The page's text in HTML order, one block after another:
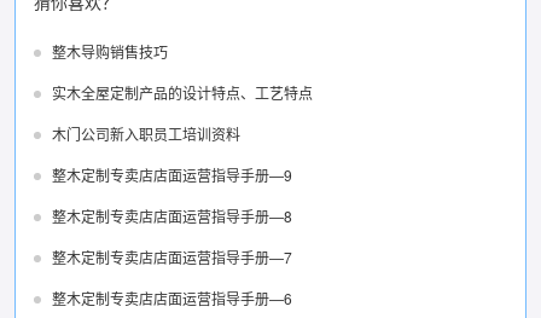
整木导购销售技巧
实木全屋定制产品的设计特点、工艺特点
木门公司新入职员工培训资料
整木定制专卖店店面运营指导手册—9
整木定制专卖店店面运营指导手册—8
整木定制专卖店店面运营指导手册—7
整木定制专卖店店面运营指导手册—6